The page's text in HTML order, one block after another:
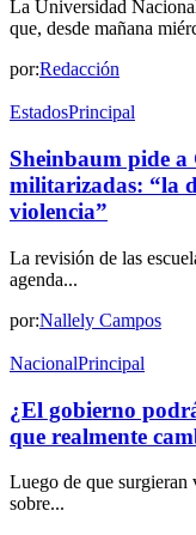
La Universidad
que, desde mañana
por:Redacción
EstadosPrincipal
Sheinbaum pide a
militarizadas: “la
violencia”
La revisión de las
agenda...
por:Nallely Campos
NacionalPrincipal
¿El gobierno
que realmente
Luego de que surgieran
sobre...